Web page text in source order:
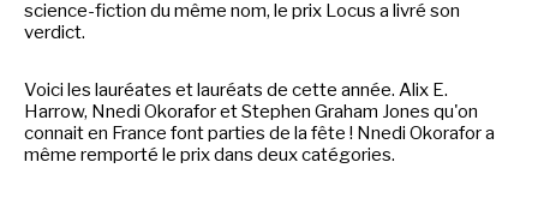
science-fiction du même nom, le prix Locus a livré son
verdict.
Voici les lauréates et lauréats de cette année. Alix E.
Harrow, Nnedi Okorafor et Stephen Graham Jones qu'on
connait en France font parties de la fête ! Nnedi Okorafor a
même remporté le prix dans deux catégories.